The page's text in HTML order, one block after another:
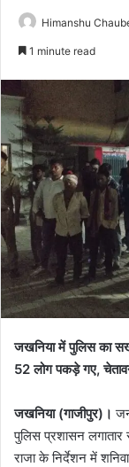
Himanshu
1 minute read
जखनिया में पुलिस का
52 लोग पकड़े गए,
जखनिया (गाजीपुर)।
पुलिस प्रशासन लगातार
राजा के निर्देशन में